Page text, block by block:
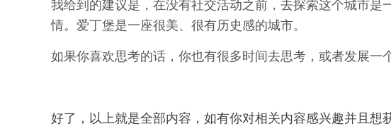
我给到的建议是，在没有社交活动之前，去探索这个城市
情。爱丁堡是一座很美、很有历史感的城市。
如果你喜欢思考的话，你也有很多时间去思考，或者发展一
好了，以上就是全部内容，如有你对相关内容感兴趣并且想